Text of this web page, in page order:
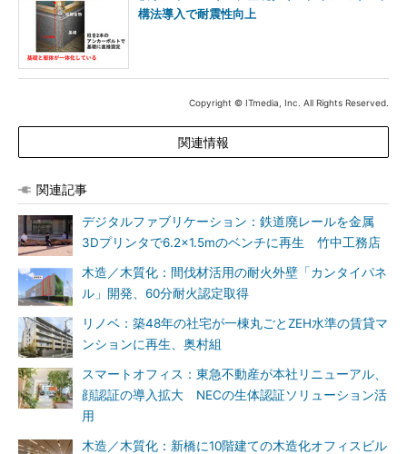
構法導入で耐震性向上
Copyright © ITmedia, Inc. All Rights Reserved.
関連情報
関連記事
デジタルファブリケーション：鉄道廃レールを金属
3Dプリンタで6.2×1.5mのベンチに再生 竹中工務店
木造／木質化：間伐材活用の耐火外壁「カンタイパネ
ル」開発、60分耐火認定取得
リノベ：築48年の社宅が一棟丸ごとZEH水準の賃貸マ
ンションに再生、奥村組
スマートオフィス：東急不動産が本社リニューアル、
顔認証の導入拡大 NECの生体認証ソリューション活
用
木造／木質化：新橋に10階建ての木造化オフィスビル